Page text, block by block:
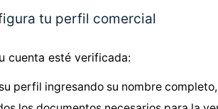
tu perfil comercial
cuenta esté verificada:
perfil ingresando su nombre